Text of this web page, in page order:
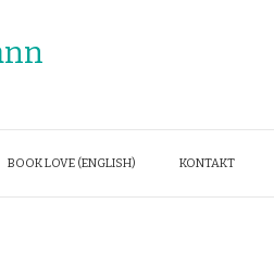
BOOK LOVE (ENGLISH) KONTAKT